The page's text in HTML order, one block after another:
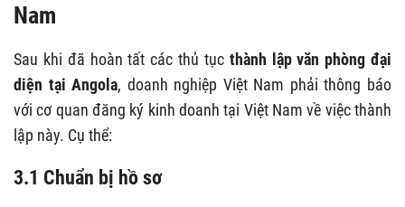
Nam
Sau khi đã hoàn tất các thủ tục thành lập văn phòng đại
diện tại Angola, doanh nghiệp Việt Nam phải thông báo
với cơ quan đăng ký kinh doanh tại Việt Nam về việc thành
lập này. Cụ thể:
3.1 Chuẩn bị hồ sơ